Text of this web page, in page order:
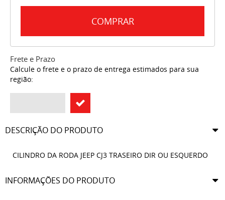
COMPRAR
Frete e Prazo
Calcule o frete e o prazo de entrega estimados para sua
região:
DESCRIÇÃO DO PRODUTO
CILINDRO DA RODA JEEP CJ3 TRASEIRO DIR OU ESQUERDO
INFORMAÇÕES DO PRODUTO